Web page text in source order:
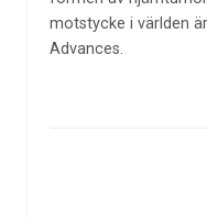
motstycke i världen
Advances.